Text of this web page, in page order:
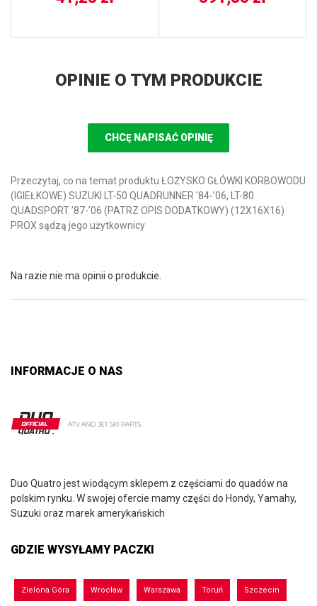
OPINIE O TYM PRODUKCIE
CHCĘ NAPISAĆ OPINIĘ
Przeczytaj, co na temat produktu ŁOŻYSKO GŁÓWKI KORBOWODU
(IGIEŁKOWE) SUZUKI LT-50 QUADRUNNER ’84-’06, LT-80
QUADSPORT ’87-’06 (PATRZ OPIS DODATKOWY) (12X16X16)
PROX sądzą jego użytkownicy
Na razie nie ma opinii o produkcie.
INFORMACJE O NAS
Duo Quatro jest wiodącym sklepem z częściami do quadów na
polskim rynku. W swojej ofercie mamy części do Hondy, Yamahy,
Suzuki oraz marek amerykańskich
GDZIE WYSYŁAMY PACZKI
Zielona Góra Wrocław Warszawa Toruń Szczecin